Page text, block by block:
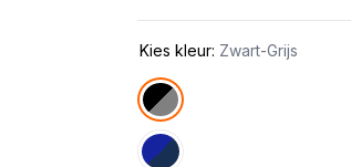
Kies kleur: Zwart-Grijs
Variant
uitverkocht
of
niet
Variant